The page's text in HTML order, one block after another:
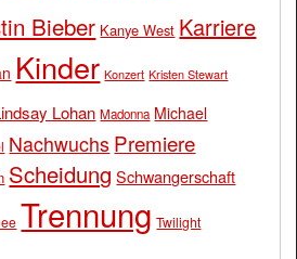
Bieber Kanye West Karriere
Kinder Konzert Kristen Stewart
Lohan Madonna Michael
Nachwuchs Premiere
Scheidung Schwangerschaft
Trennung Twilight